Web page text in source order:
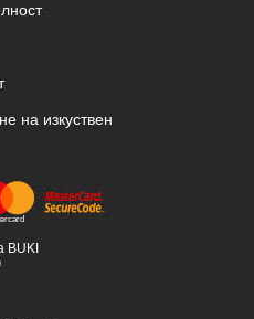
на изкуствен
BUKI